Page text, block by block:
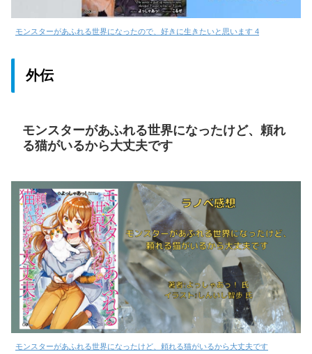
モンスターがあふれる世界になったので、好きに生きたいと思います 4
外伝
モンスターがあふれる世界になったけど、頼れ
る猫がいるから大丈夫です
モンスターがあふれる世界になったけど、頼れる猫がいるから大丈夫です